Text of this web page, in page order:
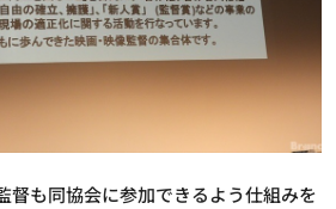
督も同協会に参加できるよう仕組みを